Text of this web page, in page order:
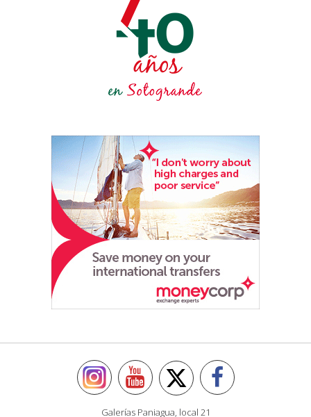
Galerías Paniagua, local 21